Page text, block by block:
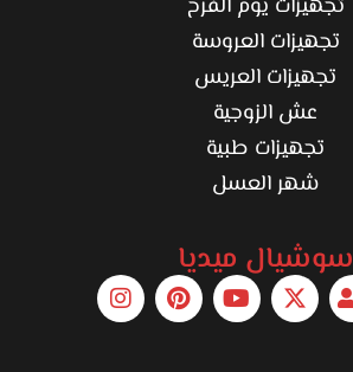
تجهيزات يوم الفرح
تجهيزات العروسة
تجهيزات العريس
عش الزوجية
تجهيزات طبية
شهر العسل
سوشيال ميديا